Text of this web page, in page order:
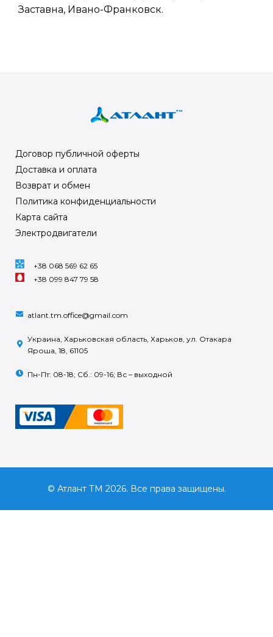
Заставна, Ивано-Франковск.
Договор публичной оферты
Доставка и оплата
Возврат и обмен
Политика конфиденциальности
Карта сайта
Электродвигатели
+38 068 569 62 65
+38 099 847 79 58
atlant.tm.office@gmail.com
Украина, Харьковская область, Харьков, ул. Отакара
Яроша, 18, 61105
Пн-Пт: 08-18; Сб.: 09-16; Вс – выходной
© Атлант ТМ 2026. Все права защищены.